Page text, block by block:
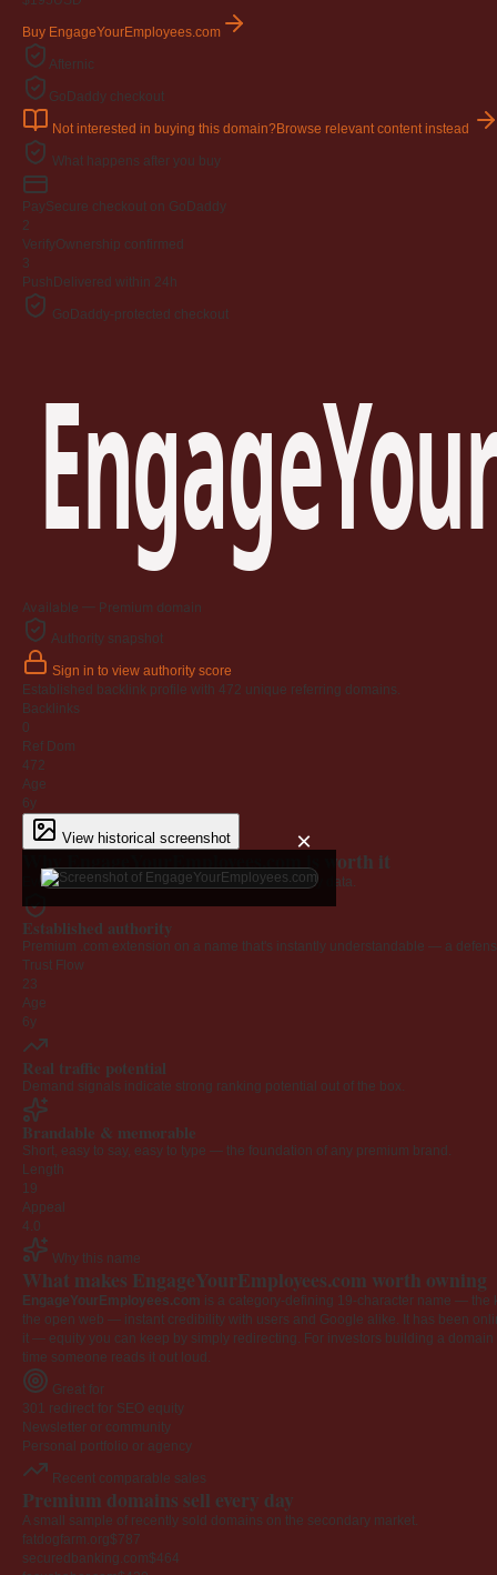
Buy EngageYourEmployees.com
Afternic
GoDaddy checkout
Not interested in buying this domain?Browse relevant content instead
What happens after you buy
PaySecure checkout on GoDaddy
2
VerifyOwnership confirmed
3
Push Delivered within 24h
GoDaddy-protected checkout
Available — Premium domain
Authority snapshot
Sign in to view authority score
Established backlink profile with 472 unique referring domains.
Backlinks
0
Ref Dom
472
Age
6y
View historical screenshot ×
Why EngageYourEmployees.com is worth it
Every claim below is backed by verified third-party data.
Established authority
Premium .com extension on a name that's instantly understandable — a
Trust Flow
23
Age
6y
Real traffic potential
Demand signals indicate strong ranking potential out of the box.
Brandable & memorable
Short, easy to say, easy to type — the foundation of any premium brand.
Length
19
Appeal
4.0
Why this name
What makes EngageYourEmployees.com worth owning
EngageYourEmployees.com is a category-defining 19-character name — the
the open web — instant credibility with users and Google alike. It has been
it — equity you can keep by simply redirecting. For investors building a
time someone reads it out loud.
Great for
301 redirect for SEO equity
Newsletter or community
Personal portfolio or agency
Recent comparable sales
Premium domains sell every day
A small sample of recently sold domains on the secondary market.
fatdogfarm.org$787
securedbanking.com$464